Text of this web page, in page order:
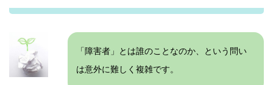
「障害者」とは誰のことなのか、という問い
は意外に難しく複雑です。